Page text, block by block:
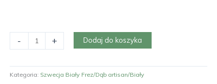
-
Szafka
80G-
108
+ Dodaj do koszyka
Kategoria: Szwecja Biały Frez/Dąb artisan/Biały